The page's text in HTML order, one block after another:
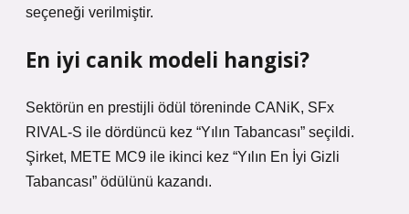
seçeneği verilmiştir.
En iyi canik modeli hangisi?
Sektörün en prestijli ödül töreninde CANiK, SFx
RIVAL-S ile dördüncü kez “Yılın Tabancası” seçildi.
Şirket, METE MC9 ile ikinci kez “Yılın En İyi Gizli
Tabancası” ödülünü kazandı.